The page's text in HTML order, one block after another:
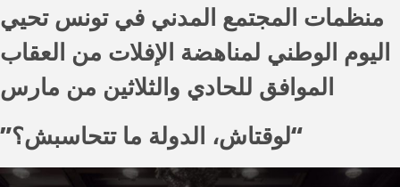
منظمات المجتمع المدني في تونس تحيي
اليوم الوطني لمناهضة الإفلات من العقاب
الموافق للحادي والثلاثين من مارس
”لوقتاش، الدولة ما تتحاسبش؟“